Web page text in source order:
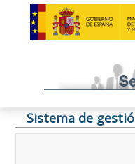
Sistema de